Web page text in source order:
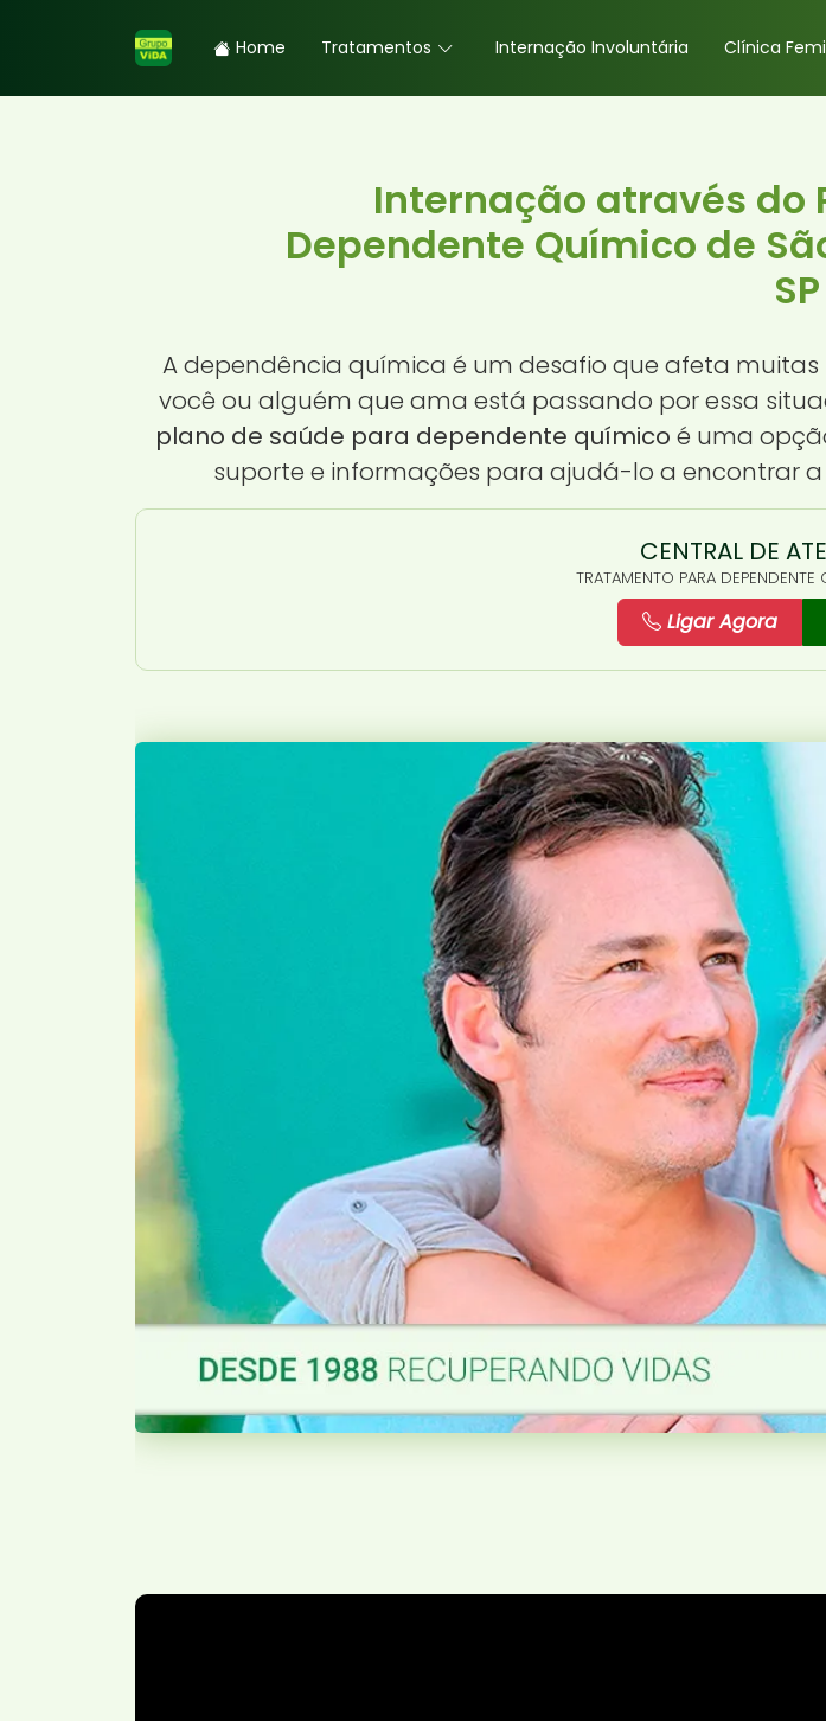
Home Tratamentos Internação Involuntária Clínica
Internação através do
Dependente Químico de
SP
A dependência química é um desafio que afeta muitas
você ou alguém que ama está passando por essa
plano de saúde para dependente químico é uma
suporte e informações para ajudá-lo a encontrar
CENTRAL DE
TRATAMENTO PARA
Ligar Agora